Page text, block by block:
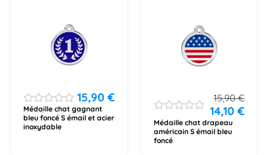
15,90 €
Médaille chat gagnant
bleu foncé S émail et acier
inoxydable
15,90€
14,10€
Médaille chat drapeau
américain S émail bleu
foncé